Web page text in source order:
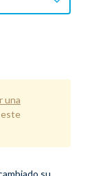
una
este